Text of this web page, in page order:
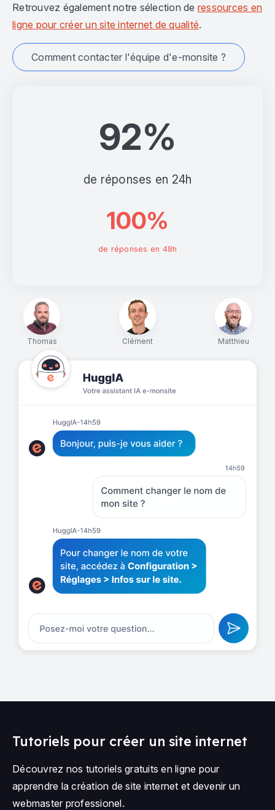
Thomas Clément Matthieu
92%
de réponses en 24h
100%
de réponses en 48h
Retrouvez également notre sélection de ressources en
ligne pour créer un site internet de qualité.
Comment contacter l'équipe d'e-monsite ?
Tutoriels pour créer un site internet
Découvrez nos tutoriels gratuits en ligne pour
apprendre la création de site internet et devenir un
webmaster professionel.